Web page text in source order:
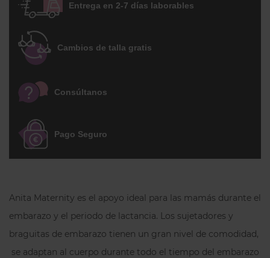
periodo de lactancia. Las copas tienen
con unos cómodos clips de lactancia para
abrirlas fácilmente con una mano y poder
espalda tiene un cierre que se puede
regular en tres posiciones.
Entrega en 2-7 días laborables
Cambios de talla gratis
Consúltanos
Pago Seguro
Anita Maternity es el apoyo ideal para las mamás durante el
embarazo y el periodo de lactancia. Los sujetadores y
braguitas de embarazo tienen un gran nivel de comodidad,
se adaptan al cuerpo durante todo el tiempo del embarazo